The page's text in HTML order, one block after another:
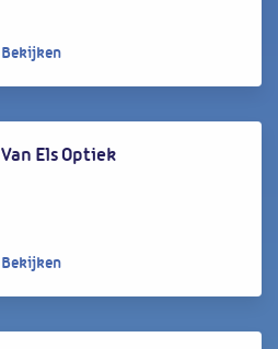
Bekijken
Van Els Optiek
Bekijken